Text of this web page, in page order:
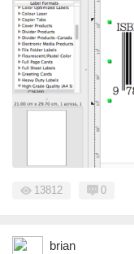
13812 0
brian